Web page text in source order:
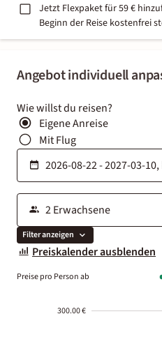
Angebot individuell
Wie willst du reisen?
Eigene Anreise
Mit Flug
Filter anzeigen
Preiskalender ausblenden
Preise pro Person ab
300.00 €
Jetzt Flexpaket für 59 €
Beginn der Reise kostenfrei